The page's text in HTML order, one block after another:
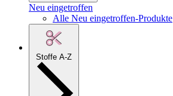
Neu eingetroffen
Alle Neu eingetroffen-Produkte
Stoffe A-Z